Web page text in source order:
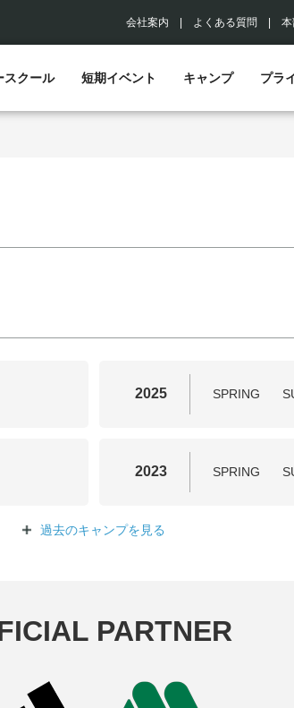
会社案内 よくある質問
スクール 短期イベント キャンプ プラ
2025 SPRING
2023 SPRING
過去のキャンプを 見る
PARTNER